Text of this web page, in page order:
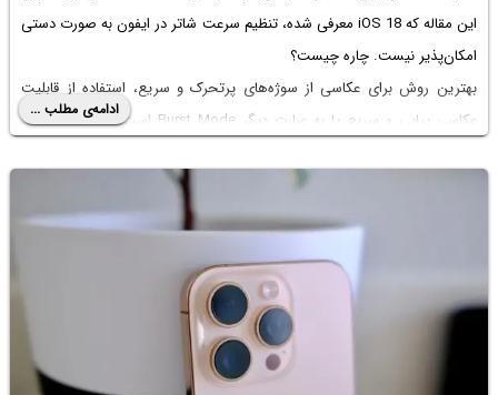
این مقاله که iOS 18 معرفی شده،
تنظیم سرعت شاتر در ایفونبه صورت دستی
امکان‌پذیر نیست. چاره چیست؟
بهترین روش برای عکاسی از سوژه‌های پرتحرک و سریع، استفاده از قابلیت
عکاسی پیاپی و سریع یا به عبارت دیگر Burst Mode است. منظور از
عکس
است. در ادامه به نکات مفید در عکاسی از سوژه‌های سریع با دوربین آیفون
ادامه‌ی مطلب ...